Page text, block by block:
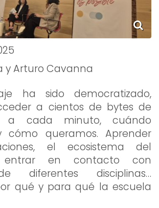
y Arturo Cavanna
ha sido democratizado,
a cientos de bytes de
a cada minuto, cuándo
cómo queramos. Aprender
el ecosistema del
entrar en contacto con
diferentes disciplinas…
qué y para qué la escuela